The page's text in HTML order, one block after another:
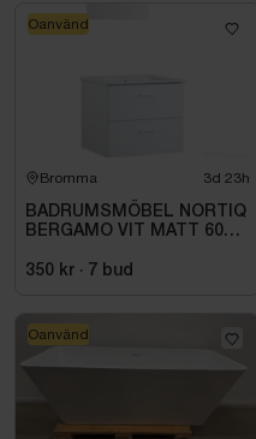
Bromma 3d 23h
BADRUMSMÖBEL NORTIQ
BERGAMO VIT MATT 60
350 kr · 7 bud
Oanvänd
Oanvänd